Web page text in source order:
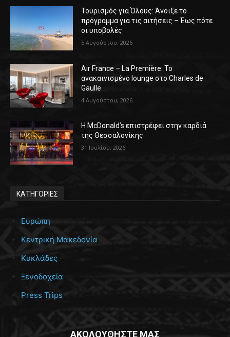
Τουρισμός για Όλους: Άνοιξε το
πρόγραμμα για τις αιτήσεις – Έως πότε
οι υποβολές
5 Αυγούστου, 2026
Air France – La Première: Το
ανακαινισμένο lounge στο Charles de
Gaulle
4 Αυγούστου, 2026
Η McDonald’s επιστρέφει στην καρδιά
της Θεσσαλονίκης
31 Ιουλίου, 2026
ΚΑΤΗΓΟΡΙΕΣ
Ευρώπη
Κεντρική Μακεδονία
Κυκλάδες
Ξενοδοχεία
Press Trips
ΑΚΟΛΟΥΘΗΣΤΕ ΜΑΣ